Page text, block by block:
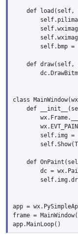
def load(self,
self.bmp =
def draw(self,
class
def
self.img =
def
dc =
app =
frame =